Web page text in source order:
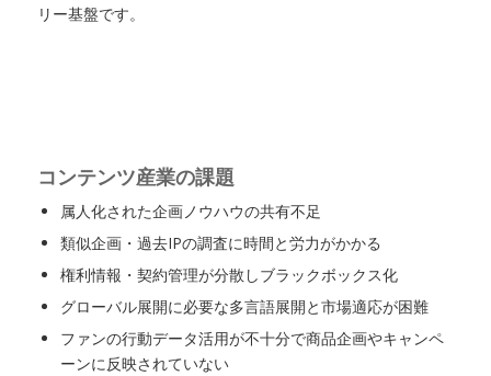
リー基盤です。
コンテンツ産業の課題
属人化された企画ノウハウの共有不足
類似企画・過去IPの調査に時間と労力がかかる
権利情報・契約管理が分散しブラックボックス化
グローバル展開に必要な多言語展開と市場適応が困難
ファンの行動データ活用が不十分で商品企画やキャンペ
ーンに反映されていない